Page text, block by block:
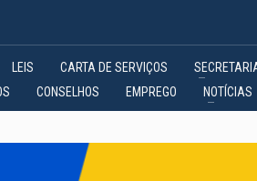
LEIS CARTA DE SERVIÇOS
CONSELHOS EMPREGO NOTÍCIAS